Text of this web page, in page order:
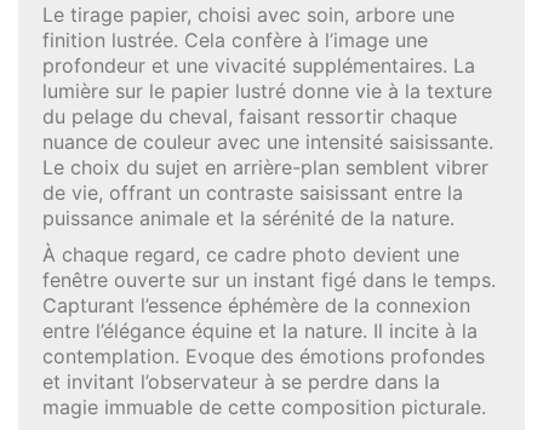
Le tirage papier, choisi avec soin, arbore une
finition lustrée. Cela confère à l’image une
profondeur et une vivacité supplémentaires. La
lumière sur le papier lustré donne vie à la texture
du pelage du cheval, faisant ressortir chaque
nuance de couleur avec une intensité saisissante.
Le choix du sujet en arrière-plan semblent vibrer
de vie, offrant un contraste saisissant entre la
puissance animale et la sérénité de la nature.
À chaque regard, ce cadre photo devient une
fenêtre ouverte sur un instant figé dans le temps.
Capturant l’essence éphémère de la connexion
entre l’élégance équine et la nature. Il incite à la
contemplation. Evoque des émotions profondes
et invitant l’observateur à se perdre dans la
magie immuable de cette composition picturale.